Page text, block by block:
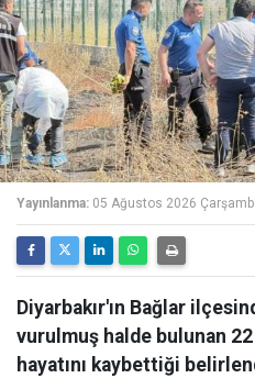
Yayınlanma: 05 Ağustos 2026
Diyarbakır'ın Bağlar
vurulmuş halde bulunan
hayatını kaybettiği